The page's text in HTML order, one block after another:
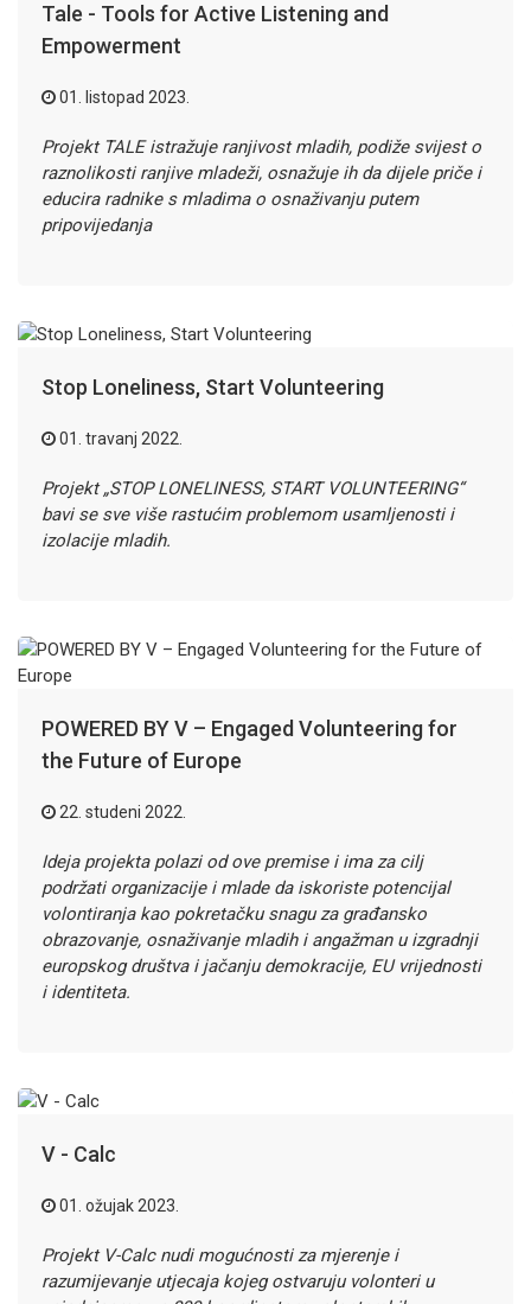
Tale - Tools for Active Listening and
Empowerment
01. listopad 2023.
Projekt TALE istražuje ranjivost mladih, podiže svijest o
raznolikosti ranjive mladeži, osnažuje ih da dijele priče i
educira radnike s mladima o osnaživanju putem
pripovijedanja
Stop Loneliness, Start Volunteering
01. travanj 2022.
Projekt „STOP LONELINESS, START VOLUNTEERING“
bavi se sve više rastućim problemom usamljenosti i
izolacije mladih.
POWERED BY V – Engaged Volunteering for
the Future of Europe
22. studeni 2022.
Ideja projekta polazi od ove premise i ima za cilj
podržati organizacije i mlade da iskoriste potencijal
volontiranja kao pokretačku snagu za građansko
obrazovanje, osnaživanje mladih i angažman u izgradnji
europskog društva i jačanju demokracije, EU vrijednosti
i identiteta.
V - Calc
01. ožujak 2023.
Projekt V-Calc nudi mogućnosti za mjerenje i
razumijevanje utjecaja kojeg ostvaruju volonteri u